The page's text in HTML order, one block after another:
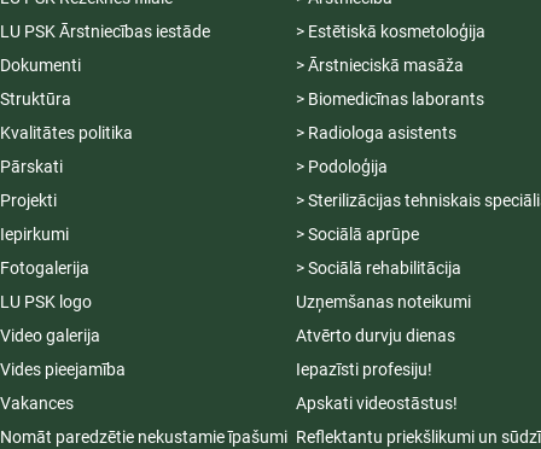
LU PSK Ārstniecības iestāde
Dokumenti
Struktūra
Kvalitātes politika
Pārskati
Projekti
Iepirkumi
Fotogalerija
LU PSK logo
Video galerija
Vides pieejamība
Vakances
Nomāt paredzētie nekustamie īpašumi
> Estētiskā kosmetoloģija
> Ārstnieciskā masāža
> Biomedicīnas laborants
> Radiologa asistents
> Podoloģija
> Sterilizācijas tehniskais
> Sociālā aprūpe
> Sociālā rehabilitācija
Uzņemšanas noteikumi
Atvērto durvju dienas
Iepazīsti profesiju!
Apskati videostāstus!
Reflektantu priekšlikumi un